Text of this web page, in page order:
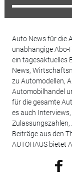
Auto News für die
unabhängige
ein tagesaktuelles
News,
zu Automodellen,
Automobilhandel
für die gesamte
es auch
Beiträge aus den
AUTOHAUS bietet